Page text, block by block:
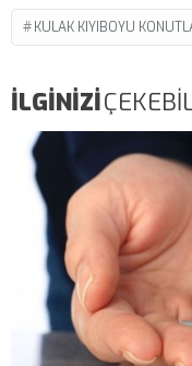
KULAK KIYIBOYU
İLGİNİZİ